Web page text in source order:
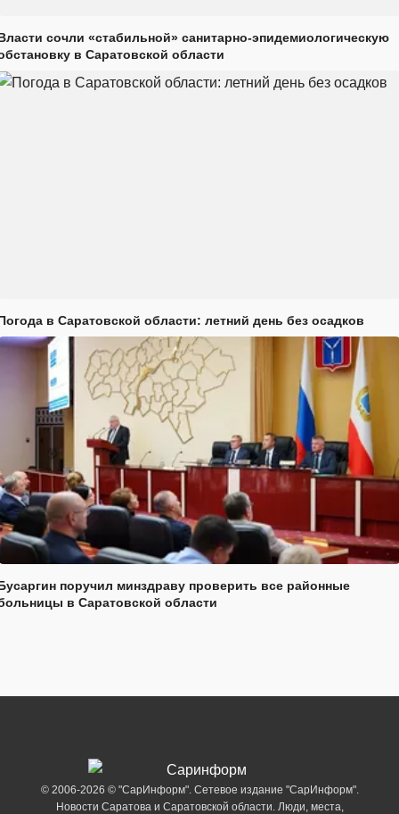
сочли «стабильной» санитарно-эпидемиологическую
в Саратовской области
в Саратовской области: летний день без осадков
поручил минздраву проверить все районные
в Саратовской области
© 2006-2026 © "СарИнформ". Сетевое издание "СарИнформ".
Новости Саратова и Саратовской области. Люди, места,